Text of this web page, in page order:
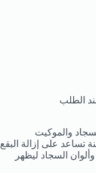
الطلب
والموكيت
تساعد على إزالة البقع
السجاد ليظهر